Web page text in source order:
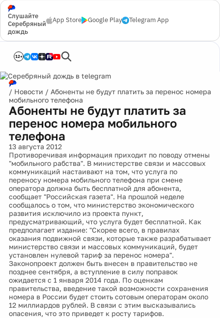
Слушайте
Серебряный
дождь
App Store Google Play Telegram App
12+
/ Новости / Абоненты не будут платить за перенос номера
мобильного телефона
Абоненты не будут платить за
перенос номера мобильного
телефона
13 августа 2012
Противоречивая информация приходит по поводу отмены
"мобильного рабства". В министерстве связи и массовых
коммуникаций настаивают на том, что услуга по
переносу номера мобильного телефона при смене
оператора должна быть бесплатной для абонента,
сообщает "Российская газета". На прошлой неделе
сообщалось о том, что министерство экономического
развития исключило из проекта пункт,
предусматривающий, что услуга будет бесплатной. Как
предполагает издание: "Скорее всего, в правилах
оказания подвижной связи, которые также разрабатывает
министерство связи и массовых коммуникаций, будет
установлен нулевой тариф за перенос номера".
Законопроект должен быть внесен в правительство не
позднее сентября, а вступление в силу поправок
ожидается с 1 января 2014 года. По оценкам
правительства, введение такой возможности сохранения
номера в России будет стоить сотовым операторам около
12 миллиардов рублей. В связи с этим высказывались
опасения, что это приведет к росту тарифов.